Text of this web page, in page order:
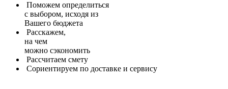
Поможем определиться
с выбором, исходя из
Вашего бюджета
Расскажем,
на чем
можно сэкономить
Рассчитаем смету
Сориентируем по доставке и сервису